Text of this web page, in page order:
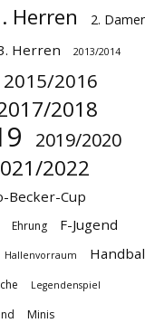
Herren 2.
Herren 2013/2014
2015/2016
2018
2019/2020
2022
Becker-Cup
Ehrung F-Jugend
Hallenvorraum
Legendenspiel
Minis